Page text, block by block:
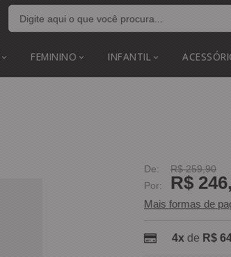
FEMININO INFANTIL
De:
R$ 259,90
Por:
R$
Mais formas de
4xdeR$